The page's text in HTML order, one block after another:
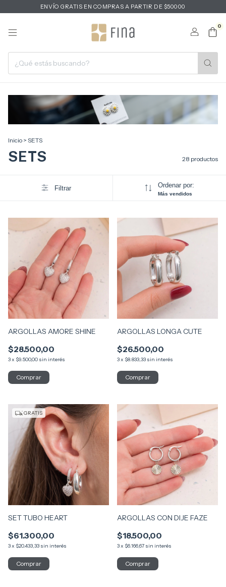
ENVÍO GRATIS EN COMPRAS A PARTIR DE $50000
0
Inicio > SETS
SETS 28 productos
Filtrar Ordenar por:
Más vendidos
ARGOLLAS AMORE SHINE
$28.500,00
3x $9.500,00 sin interés
ARGOLLAS LONGA CUTE
$26.500,00
3x $8.833,33 sin interés
GRATIS
SET TUBO HEART
$61.300,00
3x $20.433,33 sin interés
ARGOLLAS CON DIJE FAZE
$18.500,00
3x $6.166,67 sin interés